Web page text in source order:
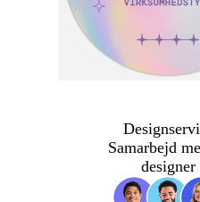
Samarbejd
designer